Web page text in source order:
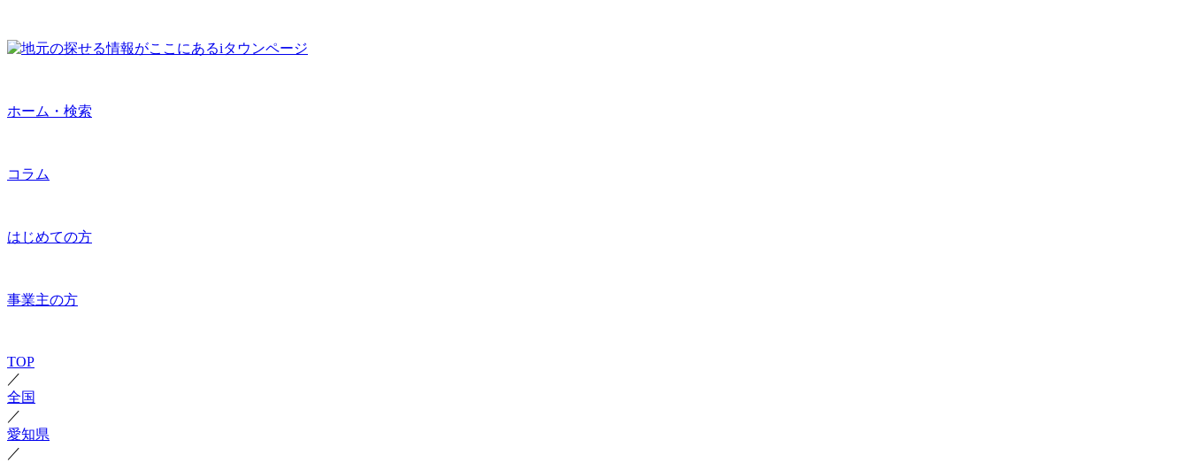
ホーム・検索
コラム
はじめての方
事業主の方
TOP
／
全国
／
愛知県
／